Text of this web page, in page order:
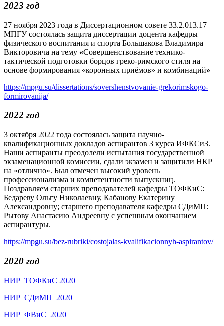
2023 год
27 ноября 2023 года в Диссертационном совете 33.2.013.17
МПГУ состоялась защита диссертации доцента кафедры
физического воспитания и спорта Большакова Владимира
Викторовича на тему «Совершенствование технико-
тактической подготовки борцов греко-римского стиля на
основе формирования «коронных приёмов» и комбинаций»
https://mpgu.su/dissertations/sovershenstvovanie-grekorimskogo-
formirovanija/
2022 год
3 октября 2022 года состоялась защита научно-
квалификационных докладов аспирантов 3 курса ИФКСиЗ.
Наши аспиранты преодолели испытания государственной
экзаменационной комиссии, сдали экзамен и защитили НКР
на «отлично». Был отмечен высокий уровень
профессионализма и компетентности выпускниц.
Поздравляем старших преподавателей кафедры ТОФКиС:
Бедареву Ольгу Николаевну, Кабанову Екатерину
Александровну; старшего преподавателя кафедры СДиМП:
Рытову Анастасию Андреевну с успешным окончанием
аспирантуры.
https://mpgu.su/bez-rubriki/costojalas-kvalifikacionnyh-aspirantov/
2020 год
НИР_ТОФКиС 2020
НИР_СДиМП_2020
НИР_ФВиС_2020